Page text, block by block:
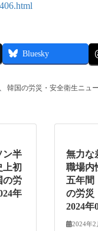
Bluesky
、 韓国の労災・安全衛生ニュ
ン半
上初
の労
年
無力な
職場内
五年間
の労
2024年
2024年2